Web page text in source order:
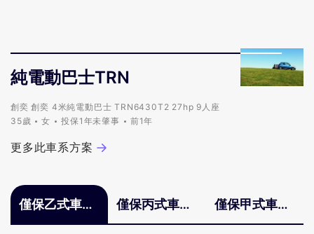
純電動巴士TRN
創奕 創奕 4米純電動巴士 TRN6430T2 27hp 9人座
35歲
女 投保1年未肇事 前1年
更多此車系方案
僅保乙式車體
險
僅保丙式車體
險
僅保甲式車體
險